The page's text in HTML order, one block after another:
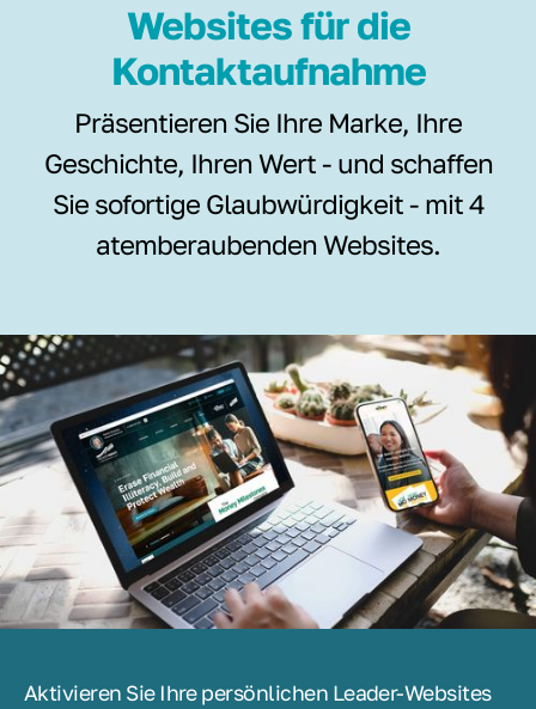
Websites für die
Kontaktaufnahme
Präsentieren Sie Ihre Marke, Ihre
Geschichte, Ihren Wert - und schaffen
Sie sofortige Glaubwürdigkeit - mit 4
atemberaubenden Websites.
Aktivieren Sie Ihre persönlichen Leader-Websites